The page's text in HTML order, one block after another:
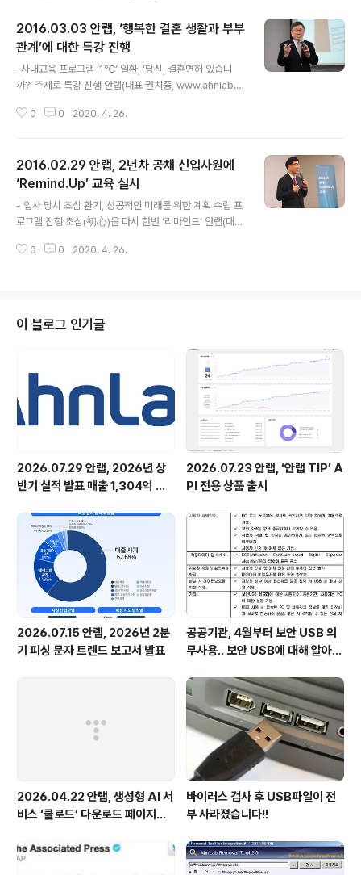
2016.03.03 안랩, ‘행복한 결혼 생활과 부부
관계’에 대한 특강 진행
-사내교육 프로그램 ‘1℃’ 일환, ‘당신, 결혼면허 있습니
까?’ 주제로 특강 진행 안랩(대표 권치중, www.ahnlab.c
프로그램 ‘1℃’의 일환으로, 코리아프로라이프 김현철 대
(‘함께 살아가는 사회’, ‘언제나 함께하는 가족’, ‘한솥밥 먹
는 동료’)중 ‘언제나 함께하는 가족’을 주제로 진행됐다. 이
날 강연에서 김 대표는 행복한 결혼생활과 부부관계를 유
지하기 위해서는 다양한 조건들을 생각하고, 실천해야 한
다고 설명했다. 김 대표는 '결혼면허'의 조건 세 가지로 부
모로부터 정신적/경제적으로 독립된 성인, 남녀 차이 이해,
0 0 2020. 4. 26.
2016.02.29 안랩, 2년차 공채 신입사원에
‘Remind.Up’ 교육 실시
- 입사 당시 초심 환기, 성공적인 미래를 위한 계획 수립 프
로그램 진행 초심(初心)을 다시 한번 ‘리마인드’ 안랩(대표
공채 신입사원을 대상으로, 초심을 다시 일깨우고 향후 성
과 가치관 강연 ▲개인의 비전과 경력계획 수립 ▲직장인
으로서 성장하는 방법 등 프로그램으로 안랩에서 신입사원
으로서 보낸 지난 1년을 되돌아보고 미래를 계획해보는 의
미있는 시간을 가졌다. 이번 교육에서는 특히 선배 임직원
의 실제 경험을 바탕으로 한 ‘직장인 노하우’ 강연과 동기들
과 함께 미..
0 0 2020. 4. 26.
이 블로그 인기글
2026.07.29 안랩, 2026년 상
반기 실적 발표 매출 1,304억 원,
2026.07.23 안랩, ‘안랩 TIP’ A
PI 전용 상품 출시
2026.07.15 안랩, 2026년 2분
기 피싱 문자 트렌드 보고서 발표
공공기관, 4월부터 보안 USB 의
무사용.. 보안 USB에 대해 알아봅
2026.04.22 안랩, 생성형 AI 서
비스 ‘클로드’ 다운로드 페이지로
바이러스 검사 후 USB파일이 전
부 사라졌습니다!!